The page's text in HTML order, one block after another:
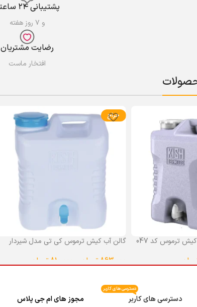
پشتیبانی ۲۴ ساعته
و ۷ روز هفته
رضایت مشتریان
افتخار ماست
حراج
گالن آب کیش ترموس کی تی مدل شیردار
863,000 تومان 810,000 تومان
دسترسی های کاربر
دسترسی های کاربر
مجوز های ام جی پلاس